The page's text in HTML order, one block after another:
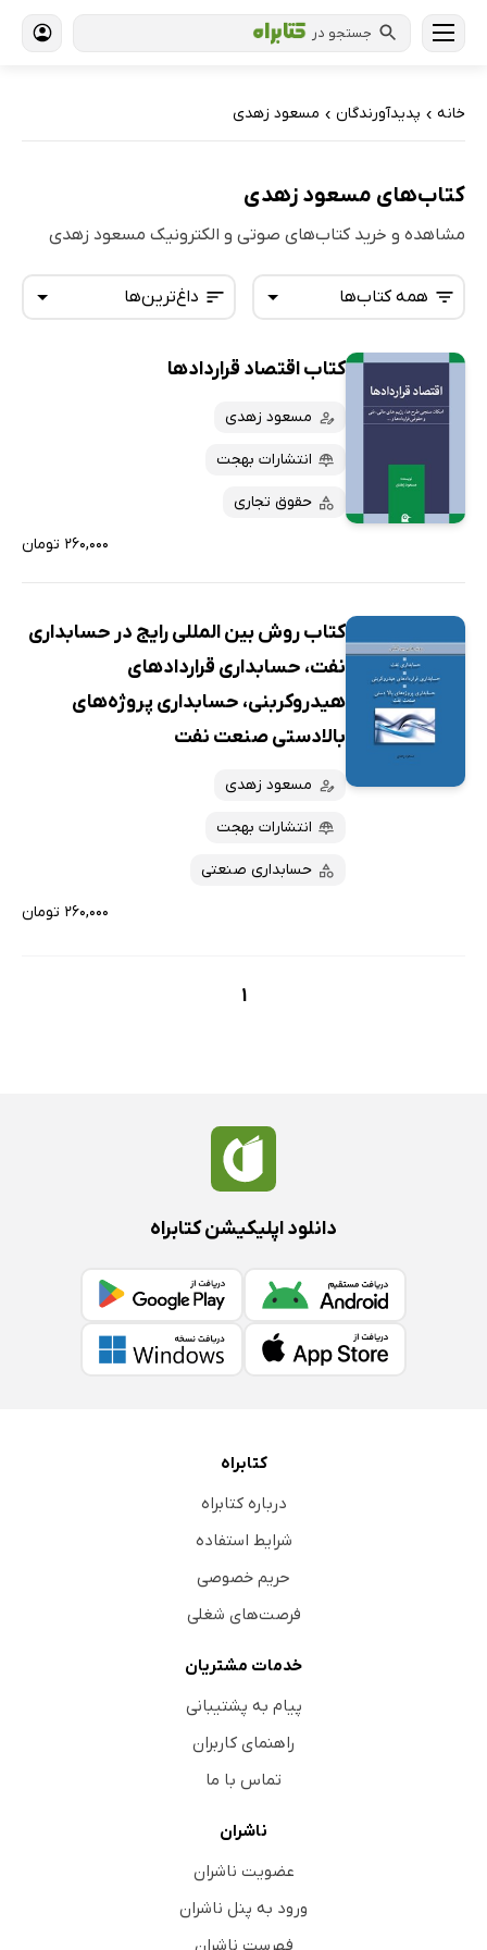
جستجو در
خانه › پدیدآورندگان › مسعود زهدی
کتاب‌های مسعود زهدی
مشاهده و خرید کتاب‌های صوتی و الکترونیک مسعود زهدی
داغ‌ترین‌ها
تازه‌ها
پرفروش‌ها
همه کتاب‌ها
کتاب‌های صوتی
کتاب اقتصاد قراردادها
مسعود زهدی
انتشارات بهجت
حقوق تجاری
۲۶۰,۰۰۰ تومان
کتاب روش بین المللی رایج در حسابداری
نفت، حسابداری قراردادهای
هیدروکربنی، حسابداری پروژه‌های
بالادستی صنعت نفت
مسعود زهدی
انتشارات بهجت
حسابداری صنعتی
۲۶۰,۰۰۰ تومان
1
دانلود اپلیکیشن کتابراه
کتابراه
درباره کتابراه
شرایط استفاده
حریم خصوصی
فرصت‌های شغلی
خدمات مشتریان
پیام به پشتیبانی
راهنمای کاربران
تماس با ما
ناشران
عضویت ناشران
ورود به پنل ناشران